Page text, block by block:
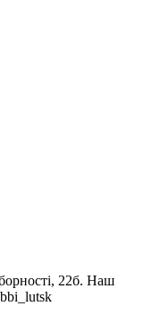
22б. Наш